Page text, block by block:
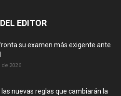
EDITOR
su examen más exigente ante
2026
las nuevas reglas que cambiarán la